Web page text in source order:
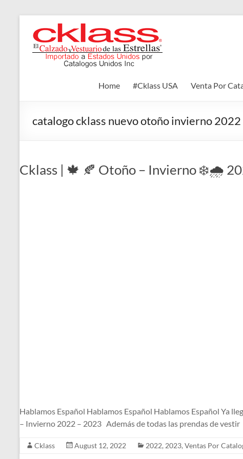
content
Cklass
El
las
Home #Cklass USA Venta Por
catalogo cklass nuevo otoño invierno
Cklass | 🍁 🍂 Otoño – Invierno ❄️🌧️
Hablamos Español Hablamos Español Hablamos Español Ya
– Invierno 2022 – 2023 Además de todas las prendas de vestir
Cklass August 12, 2022 2022, 2023, Ventas Por